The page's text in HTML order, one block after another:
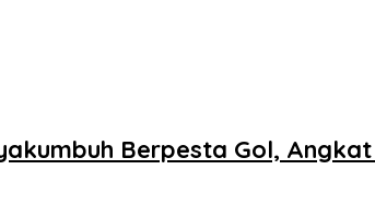
Berpesta Gol,